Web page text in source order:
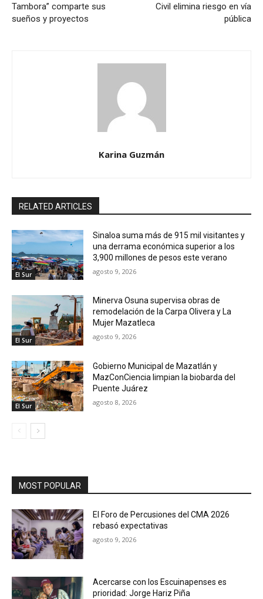
Tambora” comparte sus
sueños y proyectos
Civil elimina riesgo en vía
pública
Karina Guzmán
RELATED ARTICLES
El Sur
Sinaloa suma más de 915 mil visitantes y
una derrama económica superior a los
3,900 millones de pesos este verano
agosto 9, 2026
El Sur
Minerva Osuna supervisa obras de
remodelación de la Carpa Olivera y La
Mujer Mazatleca
agosto 9, 2026
El Sur
Gobierno Municipal de Mazatlán y
MazConCiencia limpian la biobarda del
Puente Juárez
agosto 8, 2026
MOST POPULAR
El Foro de Percusiones del CMA 2026
rebasó expectativas
agosto 9, 2026
Acercarse con los Escuinapenses es
prioridad: Jorge Hariz Piña